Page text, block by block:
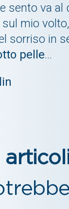
sento va al
mio
sorriso in
pelle...